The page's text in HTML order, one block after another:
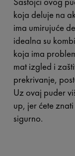
koja deluje na
ima umirujuće
idealna su
koja ima
mat izgled i
prekrivanje,
Uz ovaj puder
up, jer ćete
sigurno.